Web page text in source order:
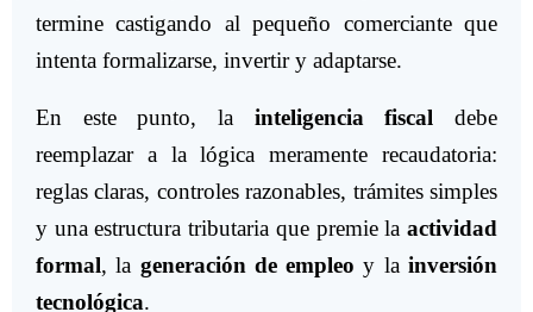
termine castigando al pequeño comerciante que
intenta formalizarse, invertir y adaptarse.
En este punto, la inteligencia fiscal debe
reemplazar a la lógica meramente recaudatoria:
reglas claras, controles razonables, trámites simples
y una estructura tributaria que premie la actividad
formal, la generación de empleo y lainversión
tecnológica.